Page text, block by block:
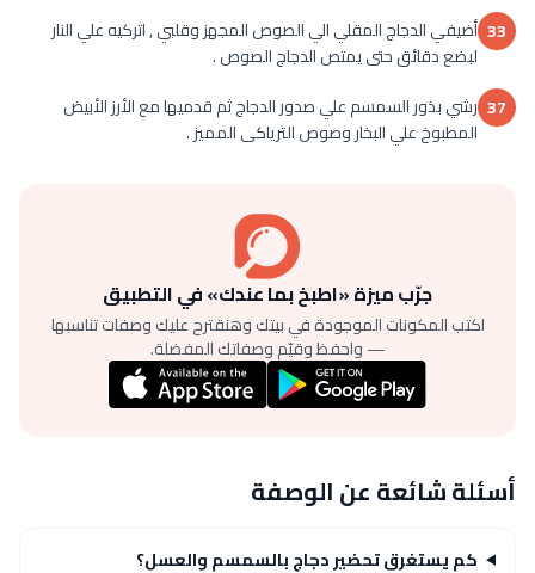
33 أضيفي الدجاج المقلي الي الصوص المجهز وقلبي , اتركيه علي النار
لبضع دقائق حتى يمتص الدجاج الصوص .
37 رشي بذور السمسم علي صدور الدجاج ثم قدميها مع الأرز الأبيض
المطبوخ علي البخار وصوص الترياكى المميز .
جرّب ميزة «اطبخ بما عندك» في التطبيق
اكتب المكونات الموجودة في بيتك وهنقترح عليك وصفات تناسبها
— واحفظ وقيّم وصفاتك المفضلة.
أسئلة شائعة عن الوصفة
كم يستغرق تحضير دجاج بالسمسم والعسل؟